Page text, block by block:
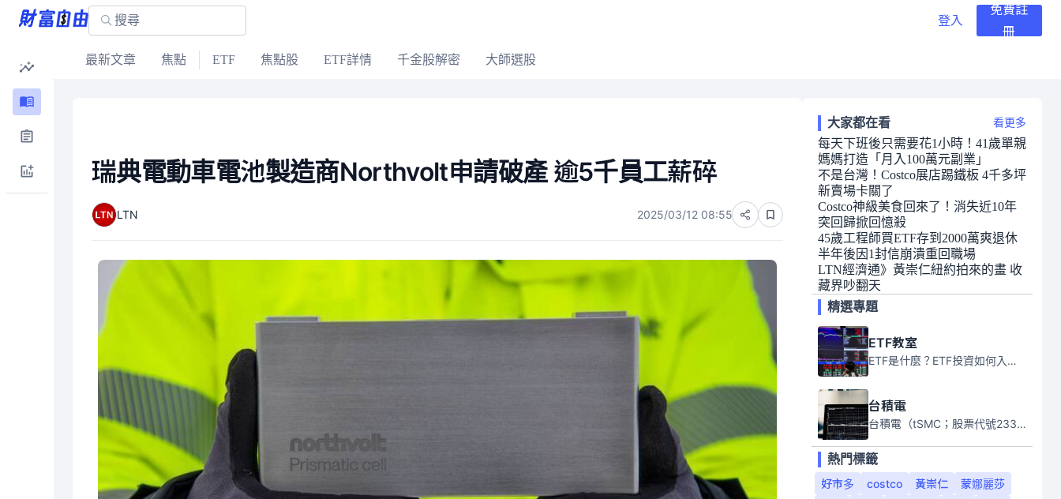
登入
免費註
冊
最新文章 焦點 ETF 焦點股 ETF詳情 千金股解密 大師選股
瑞典電動車電池製造商Northvolt申請破產 逾5千員工薪碎
LTN 2025/03/12 08:55
大家都在看 看更多
每天下班後只需要花1小時！41歲單親
媽媽打造「月入100萬元副業」
不是台灣！Costco展店踢鐵板 4千多坪
新賣場卡關了
Costco神級美食回來了！消失近10年
突回歸掀回憶殺
45歲工程師買ETF存到2000萬爽退休
半年後因1封信崩潰重回職場
LTN經濟通》黃崇仁紐約拍來的畫 收
藏界吵翻天
精選專題
ETF教室
ETF是什麼？ETF投資如何入門？本系列專題文章將會告訴你新手必須知道的ETF基礎知識。
台積電
台積電（tSMC；股票代號2330）是全球領先的半導體代工公司，成立於1987年，總部位於台灣新竹。且已於美國、日本、德國及中國設廠，台積電是全球首家專業積體電路製造服務公司，也是全球最先進和最大規模的半導體代工廠。
熱門標籤
好市多
costco 黃崇仁
蒙娜麗莎